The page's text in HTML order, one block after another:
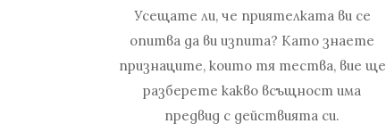
Усещате ли, че приятелката ви се
опитва да ви изпита? Като знаете
признаците, които тя тества, вие ще
разберете какво всъщност има
предвид с действията си.